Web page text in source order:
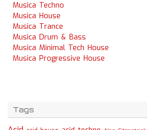
Musica Techno
Musica House
Musica Trance
Musica Drum & Bass
Musica Minimal Tech House
Musica Progressive House
Tags